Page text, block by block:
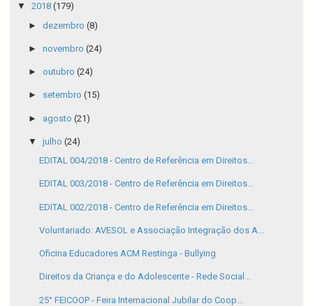
▼ 2018 (179)
► dezembro (8)
► novembro (24)
► outubro (24)
► setembro (15)
► agosto (21)
▼ julho (24)
EDITAL 004/2018 - Centro de Referência em Direitos...
EDITAL 003/2018 - Centro de Referência em Direitos...
EDITAL 002/2018 - Centro de Referência em Direitos...
Voluntariado: AVESOL e Associação Integração dos A...
Oficina Educadores ACM Restinga - Bullying
Direitos da Criança e do Adolescente - Rede Social...
25° FEICOOP - Feira Internacional Jubilar do Coop...